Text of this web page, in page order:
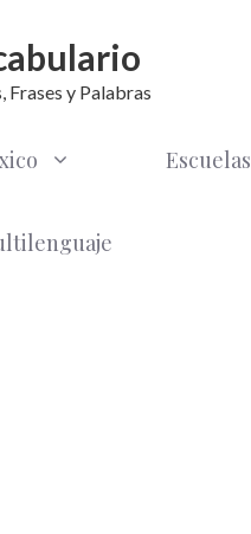
Frases y Palabras
Escuelas